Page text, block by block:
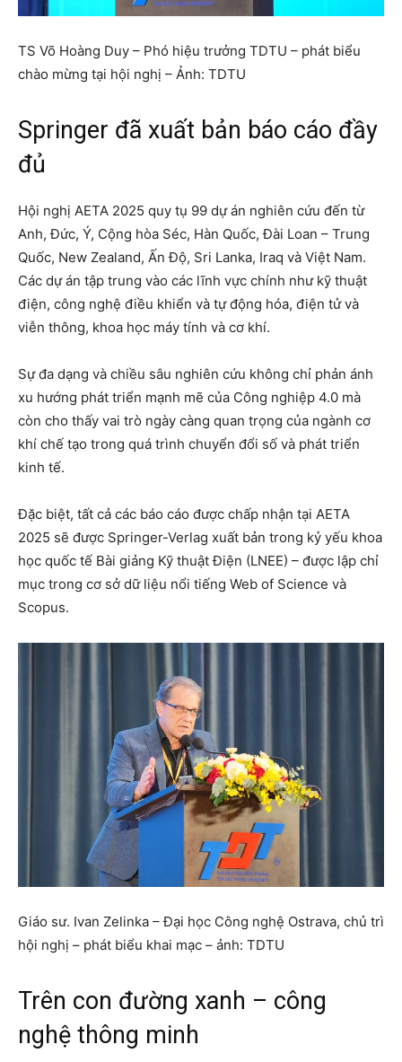
TS Võ Hoàng Duy – Phó hiệu trưởng TDTU – phát biểu
chào mừng tại hội nghị – Ảnh: TDTU
Springer đã xuất bản báo cáo đầy
đủ
Hội nghị AETA 2025 quy tụ 99 dự án nghiên cứu đến từ
Anh, Đức, Ý, Cộng hòa Séc, Hàn Quốc, Đài Loan – Trung
Quốc, New Zealand, Ấn Độ, Sri Lanka, Iraq và Việt Nam.
Các dự án tập trung vào các lĩnh vực chính như kỹ thuật
điện, công nghệ điều khiển và tự động hóa, điện tử và
viễn thông, khoa học máy tính và cơ khí.
Sự đa dạng và chiều sâu nghiên cứu không chỉ phản ánh
xu hướng phát triển mạnh mẽ của Công nghiệp 4.0 mà
còn cho thấy vai trò ngày càng quan trọng của ngành cơ
khí chế tạo trong quá trình chuyển đổi số và phát triển
kinh tế.
Đặc biệt, tất cả các báo cáo được chấp nhận tại AETA
2025 sẽ được Springer-Verlag xuất bản trong kỷ yếu khoa
học quốc tế Bài giảng Kỹ thuật Điện (LNEE) – được lập chỉ
mục trong cơ sở dữ liệu nổi tiếng Web of Science và
Scopus.
Giáo sư. Ivan Zelinka – Đại học Công nghệ Ostrava, chủ trì
hội nghị – phát biểu khai mạc – ảnh: TDTU
Trên con đường xanh – công
nghệ thông minh